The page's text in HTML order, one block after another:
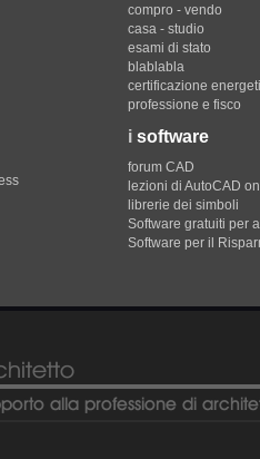
compro - vendo
casa - studio
esami di stato
blablabla
certificazione
professione e fisco
i software
forum CAD
lezioni di AutoCAD
librerie dei simboli
Software gratuiti per
Software per il